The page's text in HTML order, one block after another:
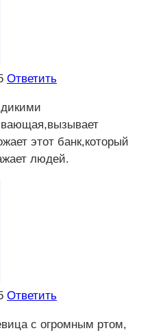
Ответить
этот банк,который
людей.
Ответить
с огромным ртом,